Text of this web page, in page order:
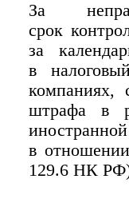
За
срок
за
в
компаниях,
штрафа в
в
129.6 НК